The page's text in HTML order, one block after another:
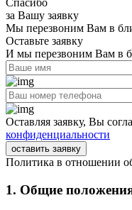
за Вашу заявку
Мы перезвоним Вам в
Оставьте заявку
И мы перезвоним Вам в
Оставляя заявку, Вы
конфиденциальности
оставить заявку
Политика в отношении
1. Общие